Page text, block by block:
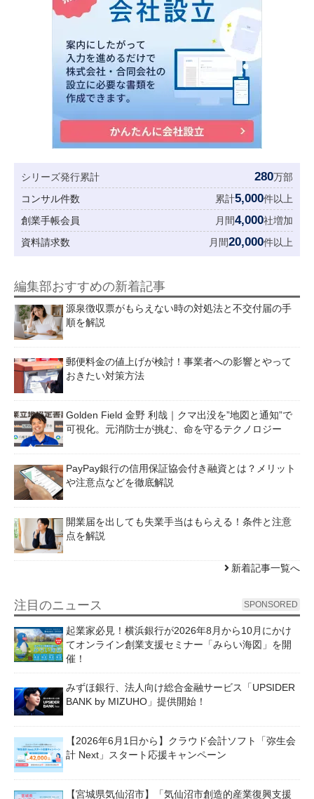
シリーズ発行累計 280万部
コンサル件数
累計5,000件以上
創業手帳会員
月間4,000社増加
資料請求数
月間20,000件以上
編集部おすすめの新着記事
源泉徴収票がもらえない時の対処法と不交付届の手
順を解説
郵便料金の値上げが検討！事業者への影響とやって
おきたい対策方法
Golden Field 金野 利哉｜クマ出没を”地図と通知”で
可視化。元消防士が挑む、命を守るテクノロジー
PayPay銀行の信用保証協会付き融資とは？メリット
や注意点などを徹底解説
開業届を出しても失業手当はもらえる！条件と注意
点を解説
新着記事一覧へ
注目のニュース SPONSORED
起業家必見！横浜銀行が2026年8月から10月にかけ
てオンライン創業支援セミナー「みらい海図」を開
催！
みずほ銀行、法人向け総合金融サービス「UPSIDER
BANK by MIZUHO」提供開始！
【2026年6月1日から】クラウド会計ソフト「弥生会
計 Next」スタート応援キャンペーン
【宮城県気仙沼市】「気仙沼市創造的産業復興支援